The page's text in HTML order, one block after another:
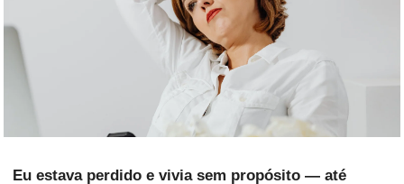
Eu estava perdido e vivia sem propósito — até